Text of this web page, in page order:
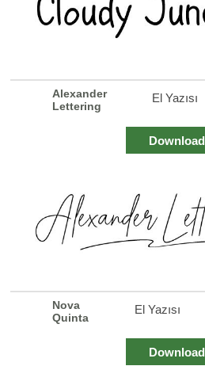
Alexander
Lettering
El Yazısı
Download
Nova
Quinta
El Yazısı
Download